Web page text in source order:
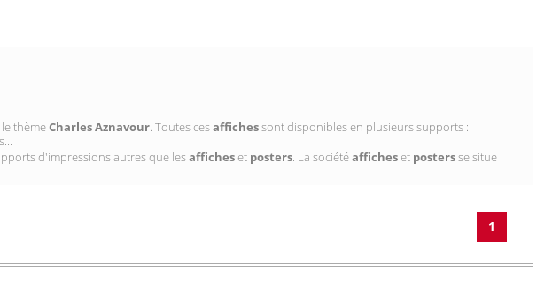
thèmeCharles Aznavour. Toutes cesaffichessont disponibles en plusieurs supports :
d'impressions autres que lesafficheset posters. La sociétéafficheset postersse situe
1